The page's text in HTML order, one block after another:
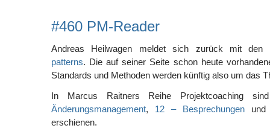
#460 PM-Reader
Andreas Heilwagen meldet sich zurück mit den
patterns. Die auf seiner Seite schon heute
Standards und Methoden werden künftig also um das
In Marcus Raitners Reihe Projektcoaching
Änderungsmanagement, 12 – Besprechungen
erschienen.